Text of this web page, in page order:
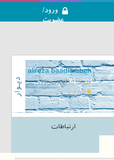
ورود/
عضویت
alireza baadkoubeh
علیرضا بادکوبهءهزاوهء
ارتباطات